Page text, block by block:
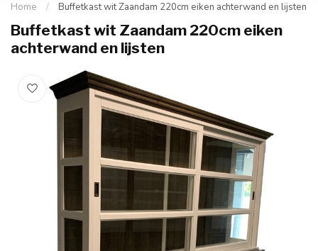
Home / Buffetkast wit Zaandam 220cm eiken achterwand en lijsten
Buffetkast wit Zaandam 220cm eiken
achterwand en lijsten